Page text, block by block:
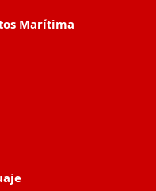
Marítima